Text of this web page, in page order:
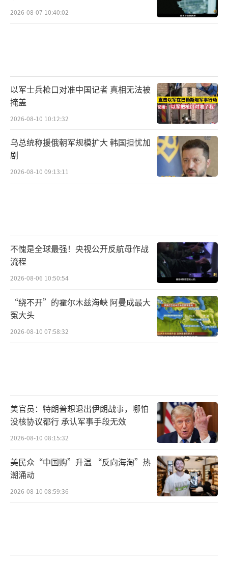
2026-08-07 10:40:02
以军士兵枪口对准中国记者 真相无法被
掩盖
2026-08-10 10:12:32
乌总统称援俄朝军规模扩大 韩国担忧加
剧
2026-08-10 09:13:11
不愧是全球最强！央视公开反航母作战
流程
2026-08-06 10:50:54
“绕不开”的霍尔木兹海峡 阿曼成最大
冤大头
2026-08-10 07:58:32
美官员：特朗普想退出伊朗战事，哪怕
没核协议都行 承认军事手段无效
2026-08-10 08:15:32
美民众“中国购”升温 “反向海淘”热
潮涌动
2026-08-10 08:59:36